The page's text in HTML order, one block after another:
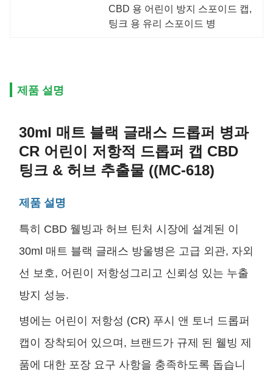
CBD 용 어린이 방지 스포이드 캡
팅크 용 유리 스포이드 병
제품 설명
30ml 매트 블랙 글래스 드롭퍼 병과
CR 어린이 저항적 드롭퍼 캡 CBD
팅크 & 허브 추출물 ((MC-618)
제품 설명
특히 CBD 웰빙과 허브 틴처 시장에 설계된 이
30ml 매트 블랙 글래스 방울병은 고급 외관, 자외
선 보호, 어린이 저항성그리고 신뢰성 있는 누출
방지 성능.
병에는 어린이 저항성 (CR) 푸시 앤 토너 드롭퍼
캡이 장착되어 있으며, 브랜드가 규제 된 웰빙 제
품에 대한 포장 요구 사항을 충족하도록 돕습니